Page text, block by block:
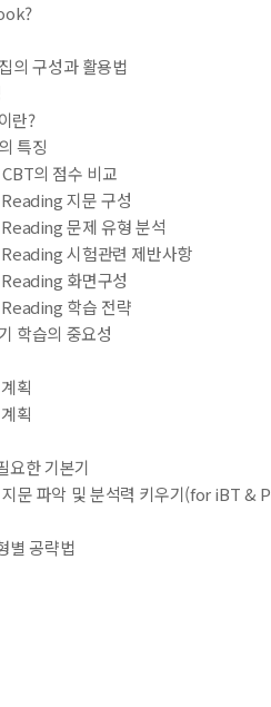
의 구성과 활용법
란?
특징
의 점수 비교
지문 구성
문제 유형 분석
시험관련 제반사항
화면구성
학습 전략
학습의 중요성
획
획
요한 기본기
문 파악 및 분석력 키우기(for iBT &
별 공략법
Prose Summary & Fill in a